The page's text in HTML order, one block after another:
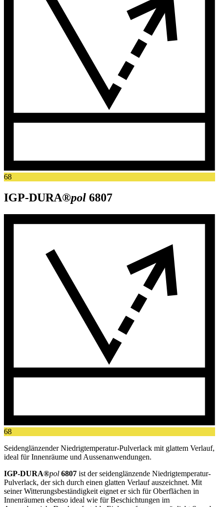
68
IGP-DURA®pol 6807
68
Seidenglänzender Niedrigtemperatur-Pulverlack mit glattem Verlauf,
ideal für Innenräume und Aussenanwendungen.
IGP-DURA®pol 6807 ist der seidenglänzende Niedrigtemperatur-
Pulverlack, der sich durch einen glatten Verlauf auszeichnet. Mit
seiner Witterungsbeständigkeit eignet er sich für Oberflächen in
Innenräumen ebenso ideal wie für Beschichtungen im